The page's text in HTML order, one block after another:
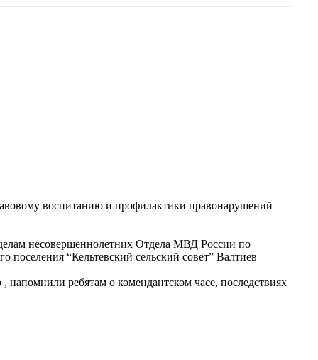
воспитанию и профилактики правонарушений
несовершеннолетних Отдела МВД России по
“Кельтевский сельский совет” Валтиев
напомнили ребятам о комендантском часе, последствиях